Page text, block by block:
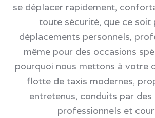
se déplacer rapidement,
toute sécurité, que ce soit
déplacements personnels,
même pour des occasions
pourquoi nous mettons à votre
flotte de taxis modernes,
entretenus, conduits par
professionnels et